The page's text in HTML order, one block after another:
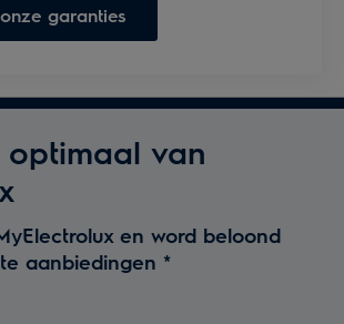
garanties
optimaal van
en word beloond
aanbiedingen *